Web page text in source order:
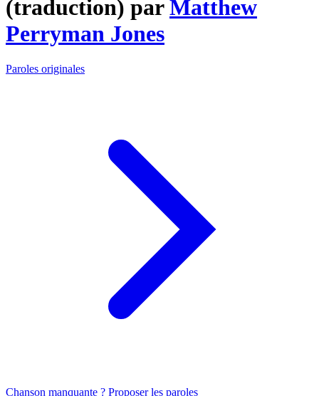
(traduction) parMatthew
Perryman Jones
Paroles originales
Chanson manquante ? Proposer les paroles